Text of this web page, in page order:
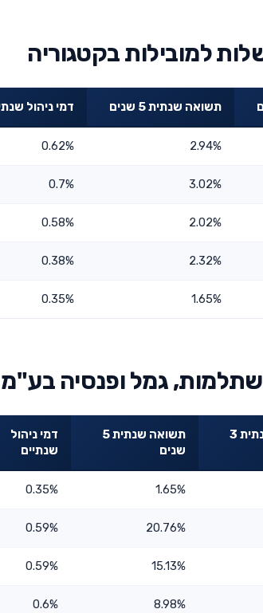
למובילות בקטגוריה
תשואה שנתית 5 שנים דמי ניהול
2.94%
0.62%
3.02%
0.7%
2.02%
0.58%
2.32%
0.38%
1.65%
0.35%
גמל ופנסיה בע"מ
תשואה שנתית 3
תשואה שנתית 5
שנים
דמי ניהול
שנתיים
1.65%
0.35%
20.76%
0.59%
15.13%
0.59%
8.98%
0.6%